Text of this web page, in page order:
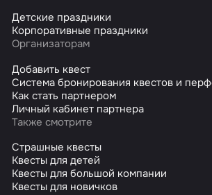
Детские праздники
Корпоративные праздники
Организаторам
Добавить квест
Система бронирования квестов и
Как стать партнером
Личный кабинет партнера
Также смотрите
Страшные квесты
Квесты для детей
Квесты для большой компании
Квесты для новичков